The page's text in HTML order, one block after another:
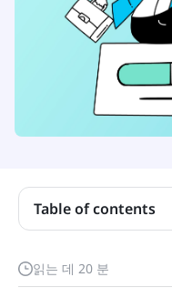
읽는 데 20 분
Table of contents
칸반 보드란 무엇인
무료 칸반 보드로 가
은 누구입니까?